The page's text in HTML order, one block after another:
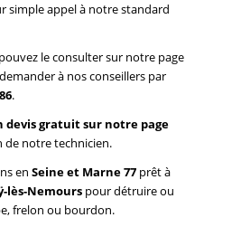
simple appel à notre standard
le consulter sur notre page
à nos conseillers par
.
devis gratuit sur notre page
de notre technicien.
en Seine et Marne 77 prêt à
lès-Nemours pour détruire ou
frelon ou bourdon.